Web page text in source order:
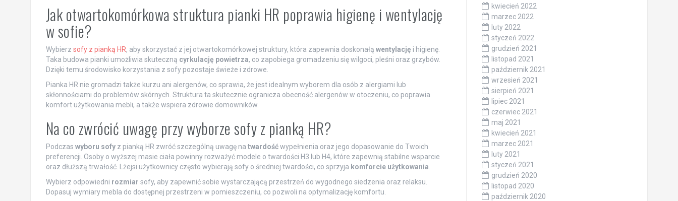
Jak otwartokomórkowa struktura pianki HR poprawia higienę i wentylację
w sofie?
Wybierz sofy z pianką HR, aby skorzystać z jej otwartokomórkowej struktury, która zapewnia doskonałą wentylację i higienę.
Taka budowa pianki umożliwia skuteczną cyrkulację powietrza, co zapobiega gromadzeniu się wilgoci, pleśni oraz grzybów.
Dzięki temu środowisko korzystania z sofy pozostaje świeże i zdrowe.
Pianka HR nie gromadzi także kurzu ani alergenów, co sprawia, że jest idealnym wyborem dla osób z alergiami lub
skłonnościami do problemów skórnych. Struktura ta skutecznie ogranicza obecność alergenów w otoczeniu, co poprawia
komfort użytkowania mebli, a także wspiera zdrowie domowników.
Na co zwrócić uwagę przy wyborze sofy z pianką HR?
Podczas wyboru sofyz pianką HR zwróć szczególną uwagę na twardośćwypełnienia oraz jego dopasowanie do Twoich
preferencji. Osoby o wyższej masie ciała powinny rozważyć modele o twardości H3 lub H4, które zapewnią stabilne wsparcie
oraz dłuższą trwałość. Lżejsi użytkownicy często wybierają sofy o średniej twardości, co sprzyja komforcie użytkowania
Wybierz odpowiedni rozmiar sofy, aby zapewnić sobie wystarczającą przestrzeń do wygodnego siedzenia oraz relaksu.
Dopasuj wymiary mebla do dostępnej przestrzeni w pomieszczeniu, co pozwoli na optymalizację komfortu.
kwiecień 2022
marzec 2022
luty 2022
styczeń 2022
grudzień 2021
listopad 2021
październik 2021
wrzesień 2021
sierpień 2021
lipiec 2021
czerwiec 2021
maj 2021
kwiecień 2021
marzec 2021
luty 2021
styczeń 2021
grudzień 2020
listopad 2020
październik 2020